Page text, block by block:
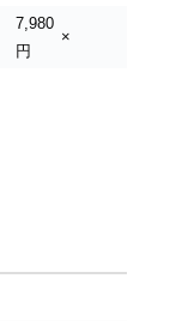
7,980
円
×